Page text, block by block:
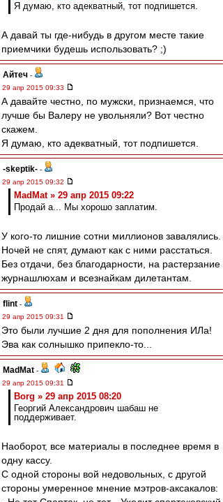
Я думаю, кто адекватный, тот подпишется.
А давай ты где-нибудь в другом месте такие
приемчики будешь использовать? ;)
Айтеч -
29 апр 2015 09:33
А давайте честно, по мужски, признаемся, что
лучше бы Валеру не увольняли? Вот честно
скажем.
Я думаю, кто адекватный, тот подпишется.
-skeptik- -
29 апр 2015 09:32
MadMat » 29 апр 2015 09:22
Продай а... Мы хорошо заплатим.
У кого-то лишние сотни миллионов завалялись.
Ночей не спят, думают как с ними расстаться.
Без отдачи, без благодарности, на растерзание
журнашлюхам и всезнайкам дилетантам.
flint -
29 апр 2015 09:31
Это были лучшие 2 дня для пополнения ИЛа!
Эва как солнышко припекло-то...
MadMat -
29 апр 2015 09:31
Borg » 29 апр 2015 08:20
Георгий Александрович шабаш не
поддерживает.
Наоборот, все материалы в последнее время в
одну кассу.
С одной стороны вой недовольных, с другой
стороны умеренное мнение мэтров-аксакалов: